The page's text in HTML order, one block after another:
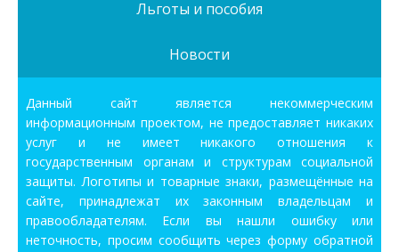
Льготы и пособия
Новости
Данный сайт является некоммерческим
информационным проектом, не предоставляет никаких
услуг и не имеет никакого отношения к
государственным органам и структурам социальной
защиты. Логотипы и товарные знаки, размещённые на
сайте, принадлежат их законным владельцам и
правообладателям. Если вы нашли ошибку или
неточность, просим сообщить через форму обратной